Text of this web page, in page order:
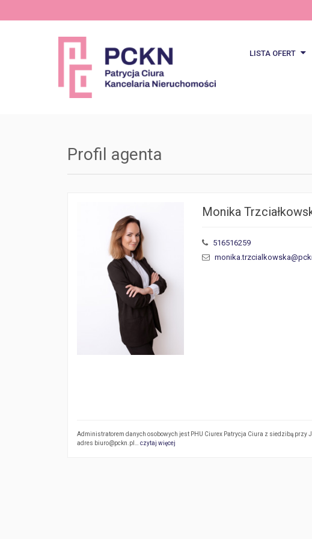
LISTA OFERT
Profil agenta
Monika
516516259
Administratorem danych osobowych jest PHU Ciurex Patrycja Ciura z siedzibą przy
adres biuro@pckn.pl… czytaj więcej